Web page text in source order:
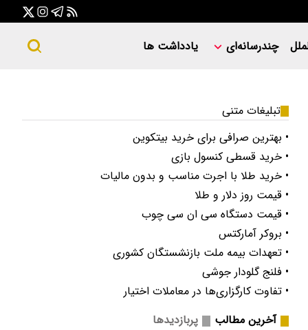
چندرسانه‌ای یادداشت ها
تبلیغات متنی
• بهترین صرافی برای خرید بیتکوین
• خرید قسطی کنسول بازی
• خرید طلا با اجرت مناسب و بدون مالیات
• قیمت روز دلار و طلا
• قیمت دستگاه سی ان سی چوب
• بروکر آمارکتس
• تعهدات بیمه ملت بازنشستگان کشوری
• فلنج گلودار جوشی
• تفاوت کارگزاری‌ها در معاملات اختیار
آخرین مطالب
پربازدیدها